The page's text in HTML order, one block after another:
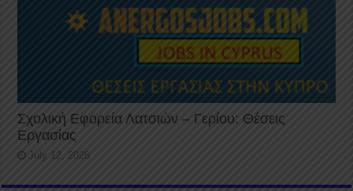
Σχολική Εφορεία Λατσιών – Γερίου: Θέσεις
Εργασίας
July 12, 2026